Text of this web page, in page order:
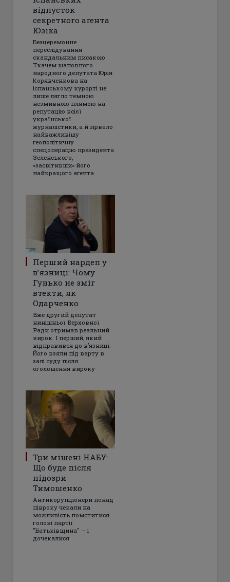
відпусток
секретного агента
Юзіка
Безцеремонне
переслідування
скандальним писакою
Ткачем шановного
народного депутата Юрія
Корявченкова на
іспанському курорті не
лише лягло темною
незмивною плямою на
репутацію всієї
української
журналістики, а й зірвало
найважливішу
геополітичну
спецоперацію президента
Зеленського,
«засвітивши» його
найкращого агента
Перший нардеп у
в’язниці: Чому
Гунько не зміг
втекти, як
Одарченко
Вже другий депутат
нинішньої Верховної
Ради отримав реальний
вирок. І перший, який
відправився до в’язниці.
Його взяли під варту в
залі суду після
оголошення вироку
Три мішені НАБУ:
Що буде після
підозри
Тимошенко
Антикорупціонери понад
півроку чекали на
можливість помститися
голові партії
"Батьківщина" — і
дочекалися